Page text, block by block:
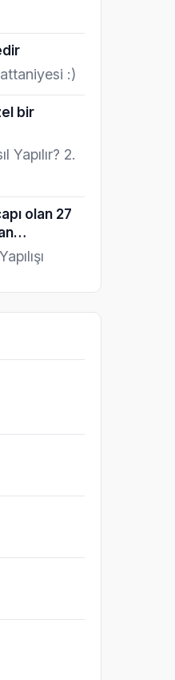
:)
bir
Yapılır? 2.
olan 27